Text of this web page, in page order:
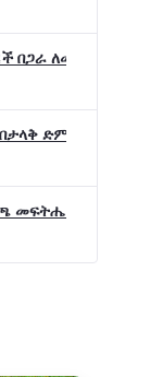
ለመስራት መከሩ፡፡
በታላቅ ድምቀት
መፍትሔ ጠቋሚ